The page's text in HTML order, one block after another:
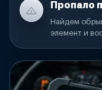
Пропало
Найдем
элемент и